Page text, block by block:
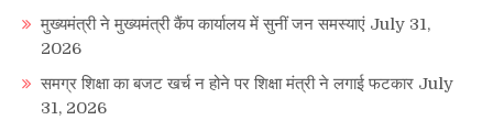
मुख्यमंत्री ने मुख्यमंत्री कैंप कार्यालय में सुनीं जन समस्याएं July 31,
2026
समग्र शिक्षा का बजट खर्च न होने पर शिक्षा मंत्री ने लगाई फटकार July
31, 2026